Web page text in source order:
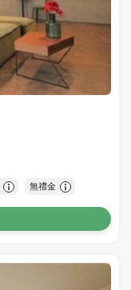
無禮金